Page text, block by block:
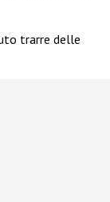
trarre delle